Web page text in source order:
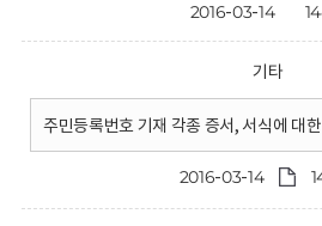
2016-03-14
기타
주민등록번호 기재 각종 증서, 서식에 대
2016-03-14